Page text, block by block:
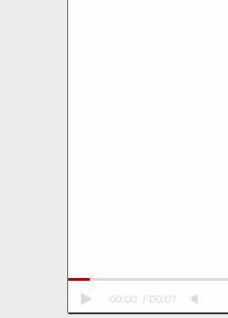
00:00 00:07